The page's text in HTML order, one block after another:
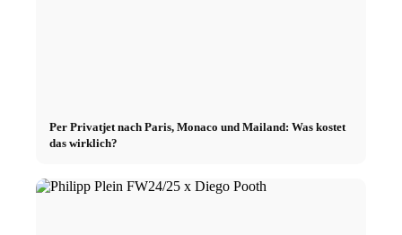
Per Privatjet nach Paris, Monaco und Mailand: Was kostet
das wirklich?